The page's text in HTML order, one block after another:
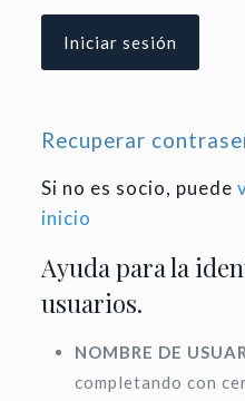
Recuperar
Si no es socio, puede
inicio
Ayuda para la
usuarios.
NOMBRE DE
completando con